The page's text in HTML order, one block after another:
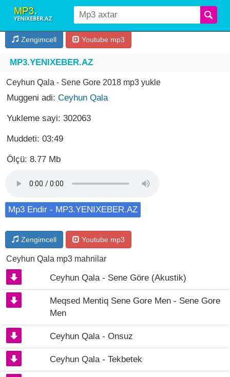
Zengimcell Youtube mp3
MP3.YENIXEBER.AZ
Ceyhun Qala - Sene Gore 2018 mp3 yukle
Muggeni adi: Ceyhun Qala
Yukleme sayi: 302063
Muddeti: 03:49
Ölçü: 8.77 Mb
Mp3 Endir - MP3.YENIXEBER.AZ
Zengimcell Youtube mp3
Ceyhun Qala mp3 mahnilar
Ceyhun Qala - Sene Göre (Akustik)
Meqsed Mentiq Sene Gore Men - Sene Gore
Men
Ceyhun Qala - Onsuz
Ceyhun Qala - Tekbetek